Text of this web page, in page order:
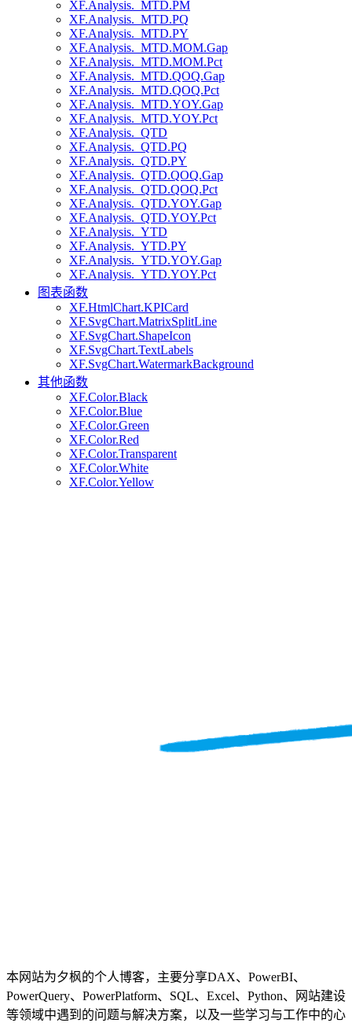
XF.Analysis._MTD.PM
XF.Analysis._MTD.PQ
XF.Analysis._MTD.PY
XF.Analysis._MTD.MOM.Gap
XF.Analysis._MTD.MOM.Pct
XF.Analysis._MTD.QOQ.Gap
XF.Analysis._MTD.QOQ.Pct
XF.Analysis._MTD.YOY.Gap
XF.Analysis._MTD.YOY.Pct
XF.Analysis._QTD
XF.Analysis._QTD.PQ
XF.Analysis._QTD.PY
XF.Analysis._QTD.QOQ.Gap
XF.Analysis._QTD.QOQ.Pct
XF.Analysis._QTD.YOY.Gap
XF.Analysis._QTD.YOY.Pct
XF.Analysis._YTD
XF.Analysis._YTD.PY
XF.Analysis._YTD.YOY.Gap
XF.Analysis._YTD.YOY.Pct
图表函数
XF.HtmlChart.KPICard
XF.SvgChart.MatrixSplitLine
XF.SvgChart.ShapeIcon
XF.SvgChart.TextLabels
XF.SvgChart.WatermarkBackground
其他函数
XF.Color.Black
XF.Color.Blue
XF.Color.Green
XF.Color.Red
XF.Color.Transparent
XF.Color.White
XF.Color.Yellow
本网站为夕枫的个人博客，主要分享DAX、PowerBI、
PowerQuery、PowerPlatform、SQL、Excel、Python、网站建设
等领域中遇到的问题与解决方案，以及一些学习与工作中的心